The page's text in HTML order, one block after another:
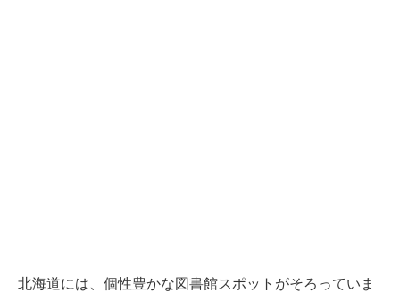
北海道には、個性豊かな図書館スポットがそろっていま